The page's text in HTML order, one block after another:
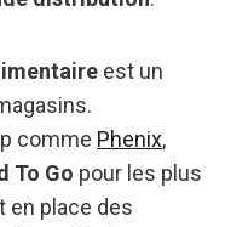
est un
comme Phenix,
To Go pour les plus
en place des